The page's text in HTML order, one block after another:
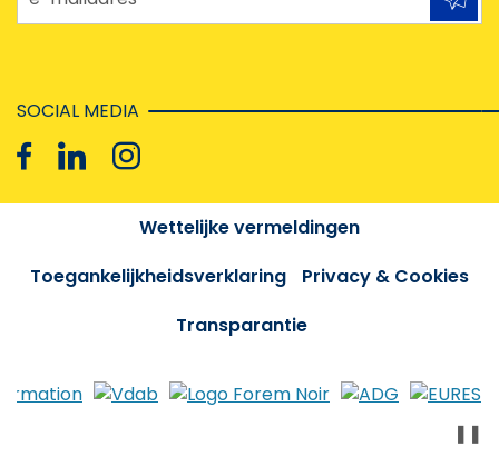
SOCIAL MEDIA
Wettelijke vermeldingen
Toegankelijkheidsverklaring
Privacy & Cookies
Transparantie
❚❚